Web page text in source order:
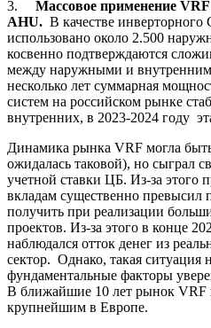
3. Массовое применение
AHU. В качестве
использовано около 2.500
косвенно подтверждаются
между наружными и
несколько лет суммарная
систем на российском рынке
внутренних, в 2023-2024 году
Динамика рынка VRF могла
ожидалась таковой), но сыграл
учетной ставки ЦБ. Из-за этого
вкладам существенно
получить при реализации
проектов. Из-за этого в конце
наблюдался отток денег из
сектор. Однако, такая ситуация
фундаментальные факторы
В ближайшие 10 лет рынок VRF
крупнейшим в Европе.